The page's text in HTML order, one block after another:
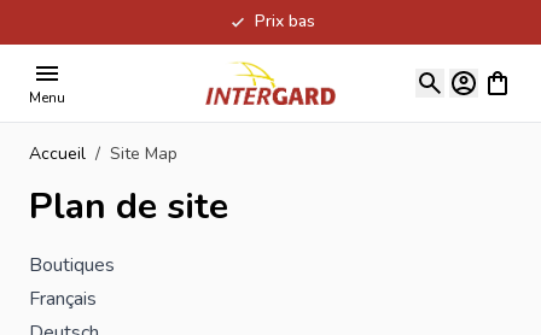
Prix bas
Menu
Voir
Accueil / Site Map
Plan de site
Boutiques
Français